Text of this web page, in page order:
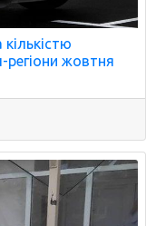
регіони жовтня